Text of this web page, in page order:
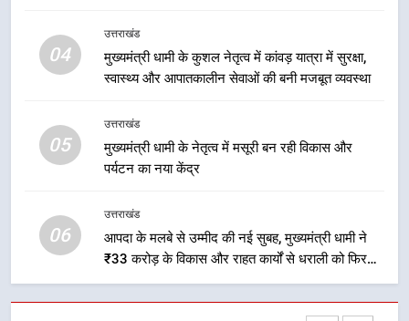
04
उत्तराखंड
मुख्यमंत्री धामी के कुशल नेतृत्व में कांवड़ यात्रा में सुरक्षा,
स्वास्थ्य और आपातकालीन सेवाओं की बनी मजबूत व्यवस्था
05
उत्तराखंड
मुख्यमंत्री धामी के नेतृत्व में मसूरी बन रही विकास और
पर्यटन का नया केंद्र
06
उत्तराखंड
आपदा के मलबे से उम्मीद की नई सुबह, मुख्यमंत्री धामी ने
₹33 करोड़ के विकास और राहत कार्यों से धराली को फिर
खड़ा कर बनाया भरोसे का प्रतीक
2
एमडीडीए बोर्ड बैठक में 25 विकास प्रस्तावों
को मिली मंजूरी, देहरादून-मसूरी के
3
ठहराव हुआ स्वीकृत
उत्तराखंड
4
मुख्यमंत्री धामी के कुशल नेतृत्व में कांवड़